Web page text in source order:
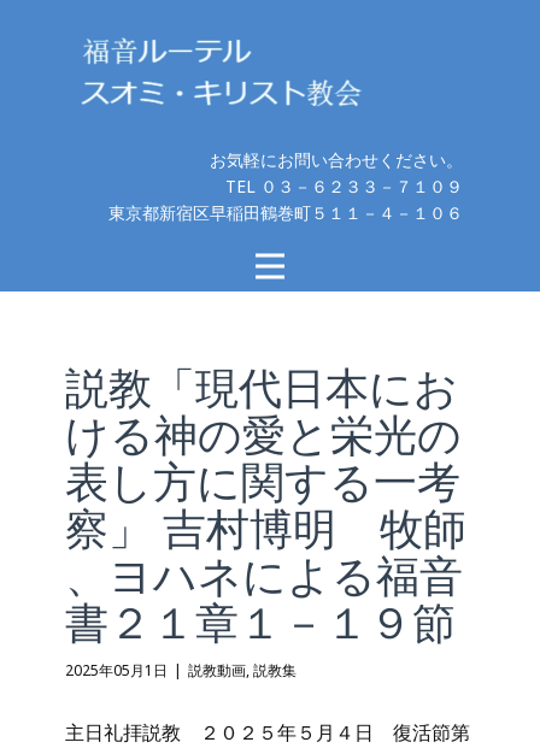
お気軽にお問い合わせください。
TEL ０３－６２３３－７１０９
東京都新宿区早稲田鶴巻町５１１－４－１０６
説教「現代日本にお
ける神の愛と栄光の
表し方に関する一考
察」 吉村博明 牧師
、ヨハネによる福音
書２１章１－１９節
2025年05月1日 説教動画,説教集
主日礼拝説教 ２０２５年５月４日 復活節第